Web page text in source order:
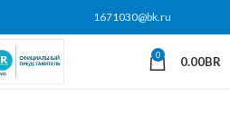
1671030@bk.ru
0 0.00BR